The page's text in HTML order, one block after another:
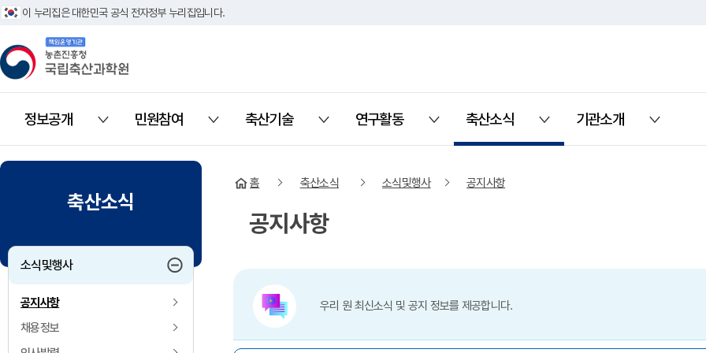
이 누리집은 대한민국 공식 전자정부 누리집입니다.
책임운영기관 농촌진흥청 국립축산과학원
정보공개
열기
민원참여
열기
축산기술
열기
연구활동
열기
축산소식
열기
기관소개
열기
축산소식
소식및행사하위메뉴 접기
공지사항
채용정보
홈 축산소식 소식및행사 공지사항
공지사항
우리 원 최신소식 및 공지 정보를 제공합니다.